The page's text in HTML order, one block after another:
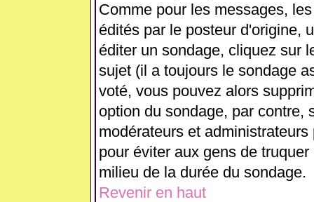
Comme pour les messages,
édités par le posteur d'origine,
éditer un sondage, cliquez sur
sujet (il a toujours le sondage
voté, vous pouvez alors
option du sondage, par contre,
modérateurs et
pour éviter aux gens de
milieu de la durée du sondage.
Revenir en haut